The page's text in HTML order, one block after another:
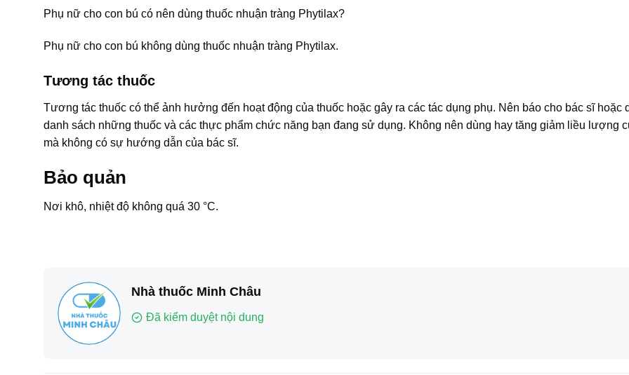
Phụ nữ cho con bú có nên dùng thuốc nhuận tràng Phytilax?
Phụ nữ cho con bú không dùng thuốc nhuận tràng Phytilax.
Tương tác thuốc
Tương tác thuốc có thể ảnh hưởng đến hoạt động của thuốc hoặc gây ra các tác dụng phụ. Nên báo cho bác sĩ hoặc
danh sách những thuốc và các thực phẩm chức năng bạn đang sử dụng. Không nên dùng hay tăng giảm liều lượng
mà không có sự hướng dẫn của bác sĩ.
Bảo quản
Nơi khô, nhiệt độ không quá 30 °C.
Nhà thuốc Minh Châu
Đã kiểm duyệt nội dung